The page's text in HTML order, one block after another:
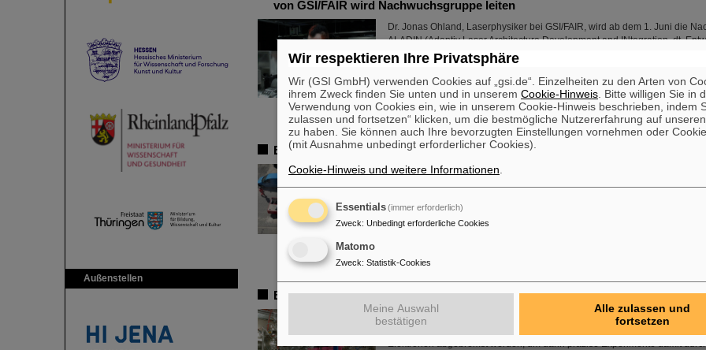
Außenstellen
von GSI/FAIR wird Nachwuchsgruppe leiten
Dr. Jonas Ohland, Laserphysiker bei GSI/FAIR, wird ab dem 1. Juni die
ALADIN (Adaptiv Laser Architecture Development and INtegration, dt.
Integration adaptiver Laserarchitektur) leiten. Dazu erhält er durch das
Forschung, Technologie und Raumfahrt eine Fördersumme von 2,8
Jahre im Rahmen des Programms „Fusionstalente“. Das ALADIN-Projekt
zur Verwirklichung stabiler, effizienter Laser für die ...
Mehr »
Erste Super-FRS-Komponente auf FAIR-Baufeld transportiert
Die erste Komponente des FAIR-Superfragmentseparators Super-FRS, ein
Multiplett-Magnet, ist auf das FAIR-Baufeld gebracht worden. Bei einem
Steuerdipol), die in einem gemeinsamen flüssigen Heliumbehälter und
sind. Der kürzliche Transport der rund fünf Meter langen, zweieinhalb
Mehr »
Erstes Experiment mit der HITRAP-Abbremsanlage
Vor kurzem wurde bei GSI/FAIR das erste Experiment mit der neuen
durchgeführt. Mit der Anlage können Schwerionen mit wenigen oder auch
Elektronen abgebremst werden, um dann präzise Experimente damit
Wir respektieren Ihre Privatsphäre
Wir (GSI GmbH) verwenden Cookies auf „gsi.de“. Einzelheiten zu den Arten von
ihrem Zweck finden Sie unten und in unserem Cookie-Hinweis . Bitte willigen Sie in
Verwendung von Cookies ein, wie in unserem Cookie-Hinweis beschrieben, indem
zulassen und fortsetzen“ klicken, um die bestmögliche Nutzererfahrung auf
zu haben. Sie können auch Ihre bevorzugten Einstellungen vornehmen oder
(mit Ausnahme unbedingt erforderlicher Cookies).
Cookie-Hinweis und weitere Informationen
Essentials(immer erforderlich)
Zweck: Unbedingt erforderliche Cookies
Matomo
Zweck: Statistik-Cookies
Meine Auswahl
bestätigen
Alle zulassen und
fortsetzen